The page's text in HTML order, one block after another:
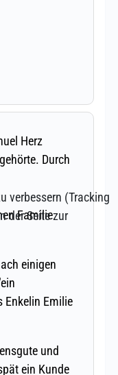
verbessern (Tracking
der Seite zur